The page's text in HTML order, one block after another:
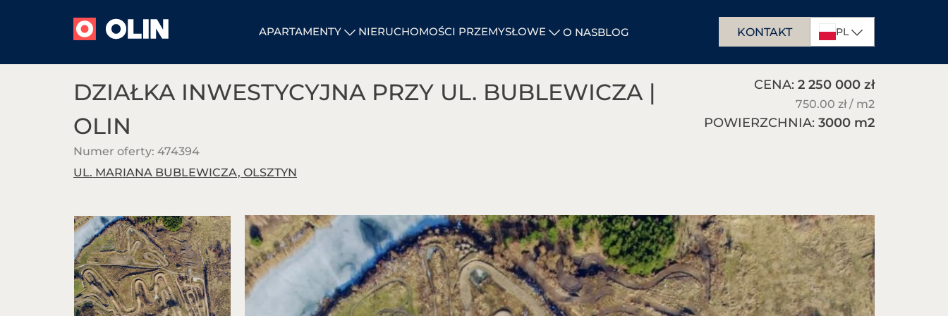
APARTAMENTY
Apartments
Mazury Golf
Apartments
NIERUCHOMOŚCI PRZEMYSŁOWE
Przemysłowy
O NASBLOG KONTAKT PL
EN
DZIAŁKA INWESTYCYJNA PRZY UL. BUBLEWICZA |
OLIN
Numer oferty: 474394
UL. MARIANA BUBLEWICZA, OLSZTYN
CENA: 2 250 000 zł
750.00 zł / m2
POWIERZCHNIA: 3000 m2